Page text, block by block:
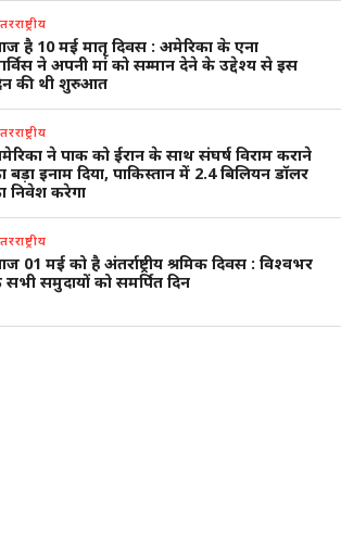
है 10 मई मातृ दिवस : अमेरिका के एना
ने अपनी मां को सम्मान देने के उद्देश्य से इस
की थी शुरुआत
ने पाक को ईरान के साथ संघर्ष विराम कराने
बड़ा इनाम दिया, पाकिस्तान में 2.4 बिलियन डॉलर
निवेश करेगा
01 मई को है अंतर्राष्ट्रीय श्रमिक दिवस : विश्वभर
समुदायों को समर्पित दिन